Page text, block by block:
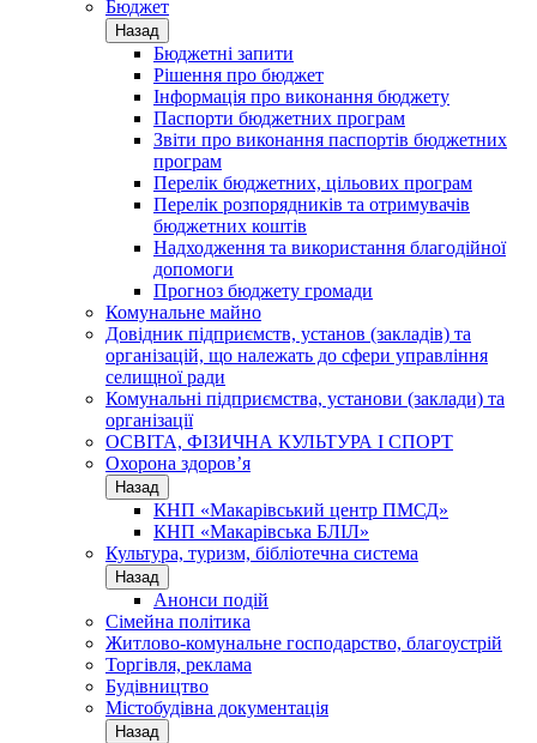
Бюджет
Назад
Бюджетні запити
Рішення про бюджет
Інформація про виконання бюджету
Паспорти бюджетних програм
Звіти про виконання паспортів бюджетних
програм
Перелік бюджетних, цільових програм
Перелік розпорядників та отримувачів
бюджетних коштів
Надходження та використання благодійної
допомоги
Прогноз бюджету громади
Комунальне майно
Довідник підприємств, установ (закладів) та
організацій, що належать до сфери управління
селищної ради
Комунальні підприємства, установи (заклади) та
організації
ОСВІТА, ФІЗИЧНА КУЛЬТУРА І СПОРТ
Охорона здоров’я
Назад
КНП «Макарівський центр ПМСД»
КНП «Макарівська БЛІЛ»
Культура, туризм, бібліотечна система
Назад
Анонси подій
Сімейна політика
Житлово-комунальне господарство, благоустрій
Торгівля, реклама
Будівництво
Містобудівна документація
Назад